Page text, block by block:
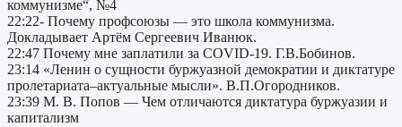
коммунизме“, №4
22:22- Почему профсоюзы — это школа коммунизма.
Докладывает Артём Сергеевич Иванюк.
22:47 Почему мне заплатили за COVID-19. Г.В.Бобинов.
23:14 «Ленин о сущности буржуазной демократии и диктатуре
пролетариата–актуальные мысли». В.П.Огородников.
23:39 М. В. Попов — Чем отличаются диктатура буржуазии и
капитализм